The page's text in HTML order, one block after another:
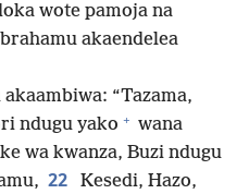
wote pamoja na
akaendelea
“Tazama,
ndugu yako + wana
wa kwanza, Buzi ndugu
22
Kesedi, Hazo,